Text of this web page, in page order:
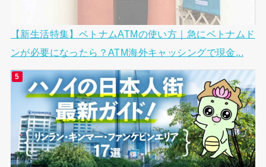
【新生活特集】ベトナムATMの使い方｜急にベトナムド
ンが必要になったら？ATM海外キャッシングで現金...